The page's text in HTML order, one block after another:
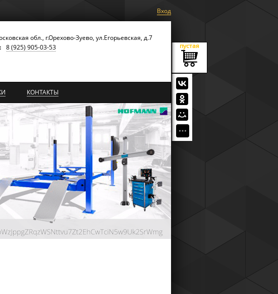
Вход
пустая
обл., г.Орехово-Зуево, ул.Егорьевская, д.7
8 (925) 905-03-53
КОНТАКТЫ